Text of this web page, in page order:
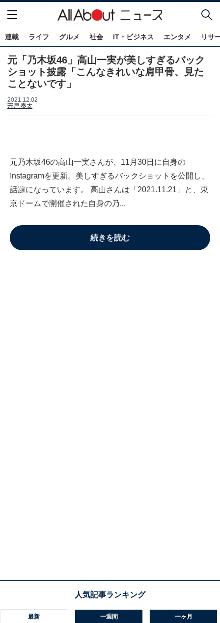
連載 ライフ グルメ 社会 IT・ビジネス エンタメ リサ
元「乃木坂46」高山一実が美しすぎるバック
ショット披露「こんなきれいな肩甲骨、見た
ことないです」
2021.12.02
宍戸 奏太
元乃木坂46の高山一実さんが、11月30日に自身の
Instagramを更新。美しすぎるバックショットを公開し、
話題になっています。 高山さんは「2021.11.21」と、東
京ドームで開催された自身の乃...
続きを読む
最新 一週間 一ヶ月